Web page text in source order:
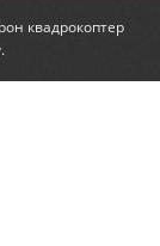
квадрокоптер